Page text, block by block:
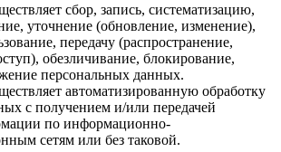
сбор, запись, систематизацию,
уточнение (обновление, изменение),
передачу (распространение,
обезличивание, блокирование,
персональных данных.
автоматизированную обработку
с получением и/или передачей
по информационно-
сетям или без таковой.